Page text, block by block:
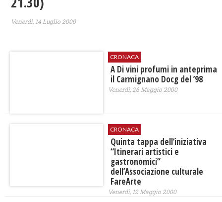
Venerdì, 14 Luglio 2000
CRONACA
A Di vini profumi in anteprima
il Carmignano Docg del ’98
Venerdì, 26 Maggio 2000
CRONACA
Quinta tappa dell’iniziativa
“Itinerari artistici e
gastronomici”
dell’Associazione culturale
FareArte
Venerdì, 12 Maggio 2000